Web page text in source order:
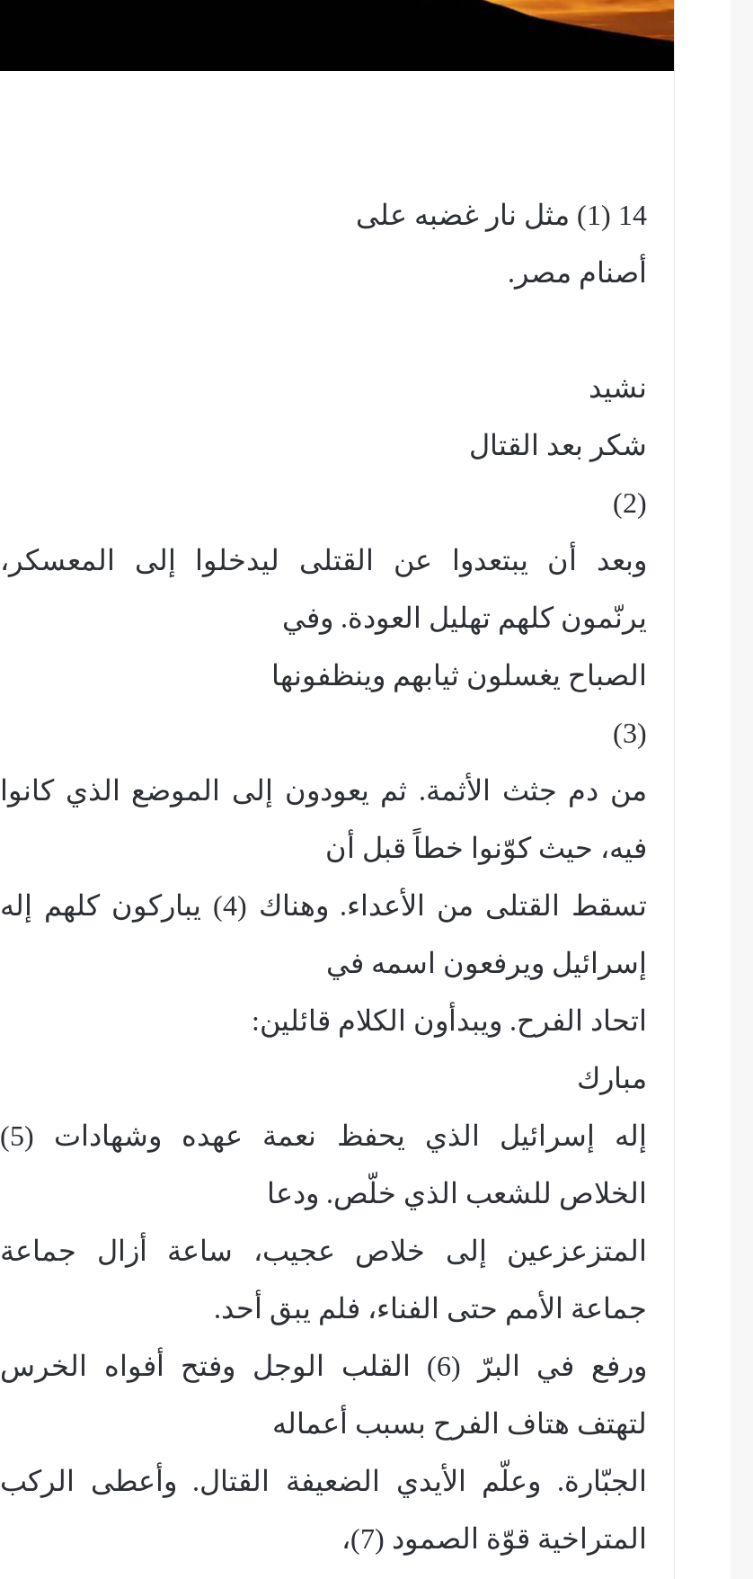
14 (1) مثل نار غضبه على
أصنام مصر.
نشيد
شكر بعد القتال
(2)
وبعد أن يبتعدوا عن القتلى ليدخلوا إلى المعسكر،
يرنّمون كلهم تهليل العودة. وفي
الصباح يغسلون ثيابهم وينظفونها
(3)
من دم جثث الأثمة. ثم يعودون إلى الموضع الذي كانوا
فيه، حيث كوّنوا خطاً قبل أن
تسقط القتلى من الأعداء. وهناك (4) يباركون كلهم إله
إسرائيل ويرفعون اسمه في
اتحاد الفرح. ويبدأون الكلام قائلين:
مبارك
إله إسرائيل الذي يحفظ نعمة عهده وشهادات (5)
الخلاص للشعب الذي خلّص. ودعا
المتزعزعين إلى خلاص عجيب، ساعة أزال جماعة
جماعة الأمم حتى الفناء، فلم يبق أحد.
ورفع في البرّ (6) القلب الوجل وفتح أفواه الخرس
لتهتف هتاف الفرح بسبب أعماله
الجبّارة. وعلّم الأيدي الضعيفة القتال. وأعطى الركب
المتراخية قوّة الصمود (7)،